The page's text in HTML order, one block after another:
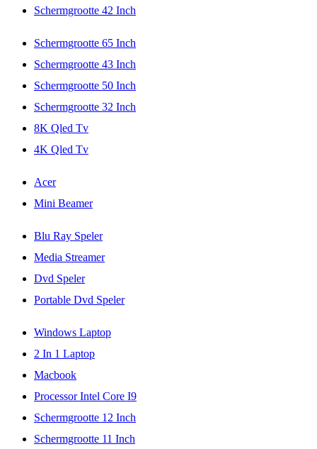
Schermgrootte 42 Inch
Schermgrootte 65 Inch
Schermgrootte 43 Inch
Schermgrootte 50 Inch
Schermgrootte 32 Inch
8K Qled Tv
4K Qled Tv
Acer
Mini Beamer
Blu Ray Speler
Media Streamer
Dvd Speler
Portable Dvd Speler
Windows Laptop
2 In 1 Laptop
Macbook
Processor Intel Core I9
Schermgrootte 12 Inch
Schermgrootte 11 Inch